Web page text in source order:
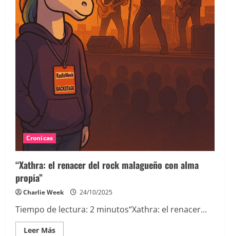
Cronicas
“Xathra: el renacer del rock malagueño con alma
propia”
Charlie Week 24/10/2025
Tiempo de lectura: 2 minutos“Xathra: el renacer...
Leer MásLeer